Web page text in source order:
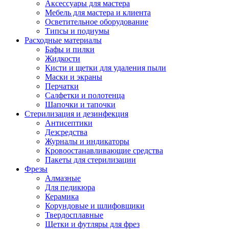
Аксессуары для мастера
Мебель для мастера и клиента
Осветительное оборудование
Типсы и подиумы
Расходные материалы
Бафы и пилки
Жидкости
Кисти и щетки для удаления пыли
Маски и экраны
Перчатки
Салфетки и полотенца
Шапочки и тапочки
Стерилизация и дезинфекция
Антисептики
Дезсредства
Журналы и индикаторы
Кровоостанавливающие средства
Пакеты для стерилизации
Фрезы
Алмазные
Для педикюра
Керамика
Корундовые и шлифовщики
Твердосплавные
Щетки и футляры для фрез